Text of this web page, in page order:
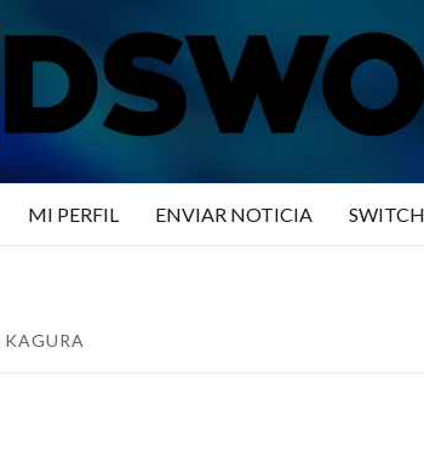
MI PERFIL ENVIAR NOTICIA SWITCH
KAGURA